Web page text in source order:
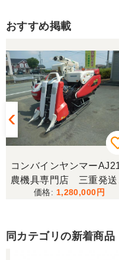
おすすめ掲載
コンバインヤンマー
農機具専門店 三重発送
備済み
1,280,000
同カテゴリの新着商品